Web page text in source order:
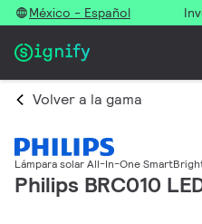
México - Español
Volver a la gama
Lámpara solar All-In-One
Philips BRC010